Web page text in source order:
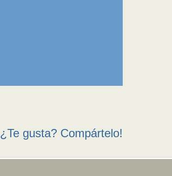
¿Te gusta? Compártelo!